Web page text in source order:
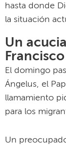
hasta donde
la situación
Un
Francisco
El domingo
Ángelus, el
llamamiento
para los
Un